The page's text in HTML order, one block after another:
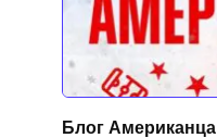
Блог Американца